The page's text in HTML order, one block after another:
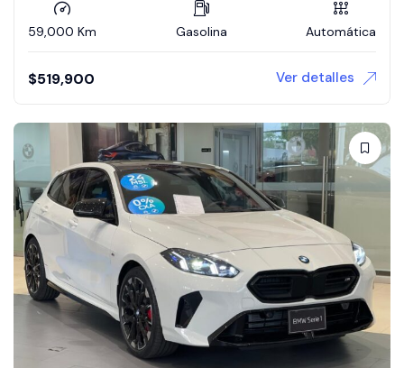
59,000 Km Gasolina Automática
$519,900 Ver detalles